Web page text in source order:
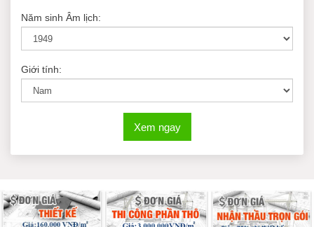
Năm sinh Âm lịch:
Giới tính:
Xem ngay